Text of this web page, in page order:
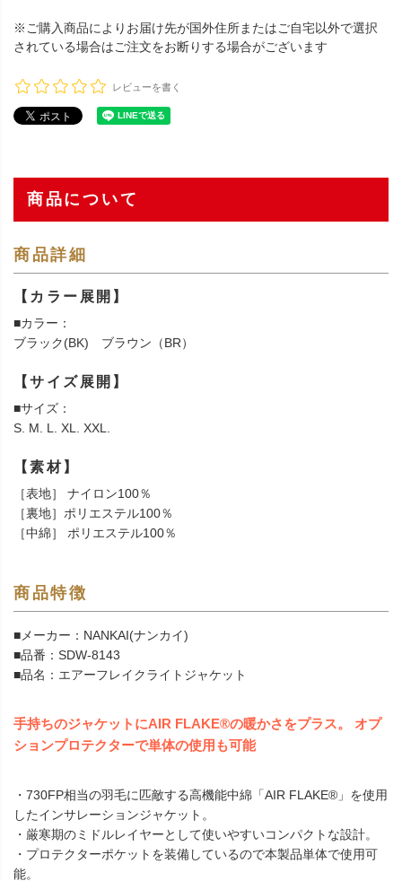
※ご購入商品によりお届け先が国外住所またはご自宅以外で選択
されている場合はご注文をお断りする場合がございます
レビューを書く
商品について
商品詳細
【カラー展開】
■カラー：
ブラック(BK) ブラウン（BR）
【サイズ展開】
■サイズ：
S. M. L. XL. XXL.
【素材】
［表地］ ナイロン100％
［裏地］ポリエステル100％
［中綿］ ポリエステル100％
商品特徴
■メーカー：NANKAI(ナンカイ)
■品番：SDW-8143
■品名：エアーフレイクライトジャケット
手持ちのジャケットにAIR FLAKE®の暖かさをプラス。 オプ
ションプロテクターで単体の使用も可能
・730FP相当の羽毛に匹敵する高機能中綿「AIR FLAKE®」を使用
したインサレーションジャケット。
・厳寒期のミドルレイヤーとして使いやすいコンパクトな設計。
・プロテクターポケットを装備しているので本製品単体で使用可
能。